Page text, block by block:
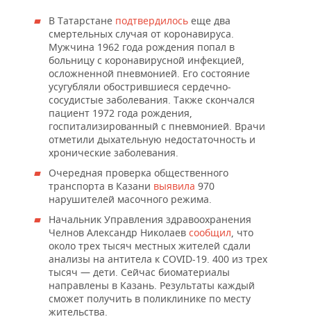
ЭНЕРГЕТИКА
ТЕЛЕКОММУНИКАЦИИ
БИЗНЕС-БРАНЧИ
ONLINE-КОНФЕРЕНЦИИ
ОТКРЫТАЯ ЛЕКЦИЯ
ФУТБОЛ
ХОККЕЙ
БАСКЕТБОЛ
ВОЛЕЙБОЛ
ФИГУРНОЕ КАТАНИЕ
ВОДНЫЕ ВИДЫ СПОРТА
ХОККЕЙ С МЯЧОМ
НОВОСТИ ОБЩЕСТВА
ВЛАСТЬ
ИНФРАСТРУКТУРА
ИСТОРИЯ
МЕДИЦИНА
ОБРАЗОВАНИЕ
ПРОИСШЕСТВИЯ
ФОТОГАЛЕРЕЯ
СЮЖЕТЫ
СПРАВОЧНИК
СПИСОК ПЕРСОН
ПОЛНАЯ ВЕРСИЯ
В Татарстане подтвердилось еще два
смертельных случая от коронавируса.
Мужчина 1962 года рождения попал в
больницу с коронавирусной инфекцией,
осложненной пневмонией. Его состояние
усугубляли обострившиеся сердечно-
сосудистые заболевания. Также скончался
пациент 1972 года рождения,
госпитализированный с пневмонией. Врачи
отметили дыхательную недостаточность и
хронические заболевания.
Очередная проверка общественного
транспорта в Казани выявила 970
нарушителей масочного режима.
Начальник Управления здравоохранения
Челнов Александр Николаев сообщил, что
около трех тысяч местных жителей сдали
анализы на антитела к COVID-19. 400 из трех
тысяч — дети. Сейчас биоматериалы
направлены в Казань. Результаты каждый
сможет получить в поликлинике по месту
жительства.